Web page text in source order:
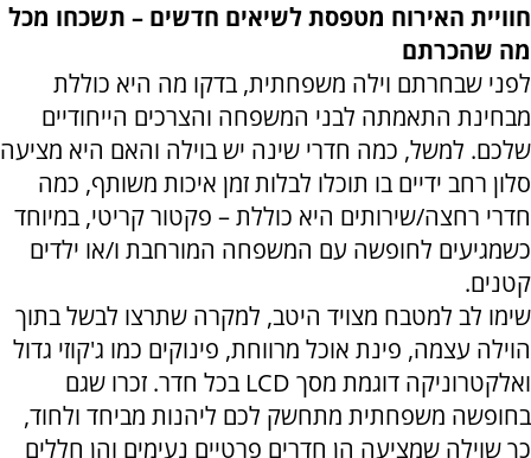
חוויית האירוח מטפסת לשיאים חדשים – תשכחו מכל
מה שהכרתם
לפני שבחרתם וילה משפחתית, בדקו מה היא כוללת
מבחינת התאמתה לבני המשפחה והצרכים הייחודיים
שלכם. למשל, כמה חדרי שינה יש בוילה והאם היא מציעה
סלון רחב ידיים בו תוכלו לבלות זמן איכות משותף, כמה
חדרי רחצה/שירותים היא כוללת – פקטור קריטי, במיוחד
כשמגיעים לחופשה עם המשפחה המורחבת ו/או ילדים
קטנים.
שימו לב למטבח מצויד היטב, למקרה שתרצו לבשל בתוך
הוילה עצמה, פינת אוכל מרווחת, פינוקים כמו ג'קוזי גדול
ואלקטרוניקה דוגמת מסך LCD בכל חדר. זכרו שגם
בחופשה משפחתית מתחשק לכם ליהנות מביחד ולחוד,
כך שוילה שמציעה הן חדרים פרטיים נעימים והן חללים